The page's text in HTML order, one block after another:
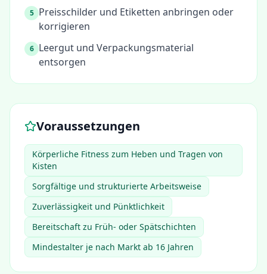
5 Preisschilder und Etiketten anbringen oder
korrigieren
6 Leergut und Verpackungsmaterial
entsorgen
Voraussetzungen
Körperliche Fitness zum Heben und Tragen von
Kisten
Sorgfältige und strukturierte Arbeitsweise
Zuverlässigkeit und Pünktlichkeit
Bereitschaft zu Früh- oder Spätschichten
Mindestalter je nach Markt ab 16 Jahren